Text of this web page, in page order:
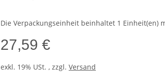
Die Verpackungseinheit beinhaltet 1 Einheit(en)
27,59 €
exkl. 19% USt. , zzgl. Versand